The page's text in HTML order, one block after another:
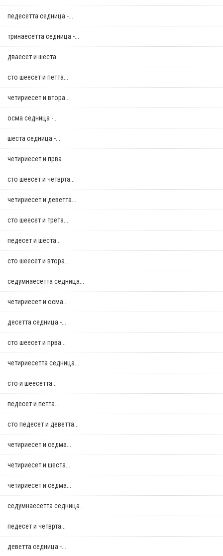
педесетта седница -...
тринаесетта седница -...
дваесет и шеста...
сто шеесет и петта...
четириесет и втора...
осма седница -...
шеста седница -...
четириесет и прва...
сто шеесет и четврта...
четириесет и деветта...
сто шеесет и трета...
педесет и шеста...
сто шеесет и втора...
седумнаесетта седница...
четириесет и осма...
десетта седница -...
сто шеесет и прва...
четириесетта седница...
сто и шеесетта...
педесет и петта...
сто педесет и деветта...
четириесет и седма...
четириесет и шеста...
четириесет и седма...
седумнаесетта седница...
педесет и четврта...
деветта седница -...